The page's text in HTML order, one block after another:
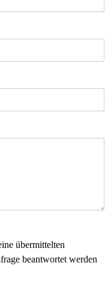
übermittelten
beantwortet werden